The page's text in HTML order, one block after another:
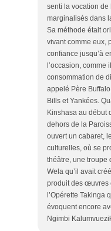
senti la vocation
marginalisés dans
Sa méthode était
vivant comme eux,
confiance jusqu’à
l’occasion,
consommation de
appelé Père
Bills et Yankées.
Kinshasa au début
dehors de la
ouvert un cabaret,
culturelles, où se
théâtre, une troupe
Wela qu’il avait
produit des œuvres
l’Opérette Takinga
évoquent encore
Ngimbi